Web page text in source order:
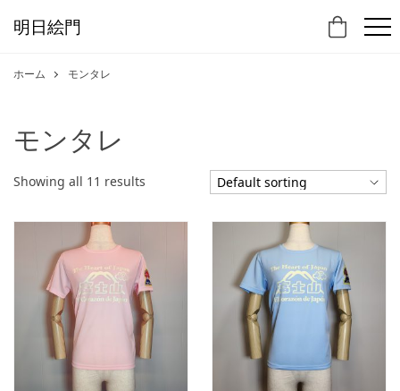
明日絵門
ホーム モンタレ
モンタレ
Showing all 11 results